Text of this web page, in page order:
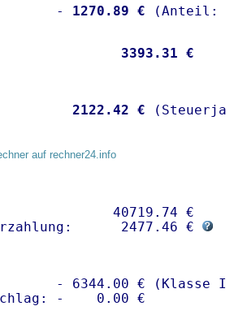
-
1270.89 €
3393.31 €
2122.42 €
auf rechner24.info
40719.74 €
2477.46 €
- 6344.00 € (Klasse I)
-    0.00 €